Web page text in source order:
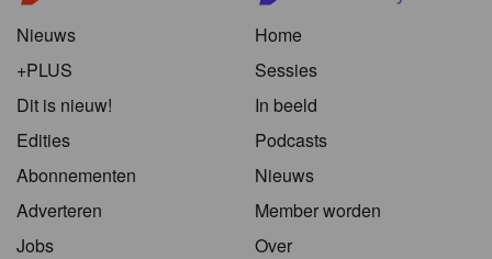
Nieuws
+PLUS
Dit is nieuw!
Edities
Abonnementen
Adverteren
Jobs
Home
Sessies
In beeld
Podcasts
Nieuws
Member worden
Over